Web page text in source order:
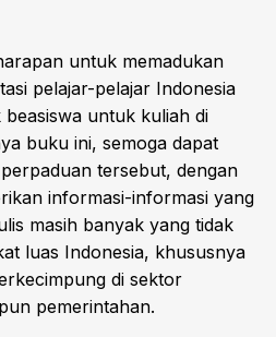
untuk memadukan
pelajar-pelajar Indonesia
untuk kuliah di
buku ini, semoga dapat
tersebut, dengan
informasi-informasi yang
masih banyak yang tidak
luas Indonesia, khususnya
di sektor
pemerintahan.